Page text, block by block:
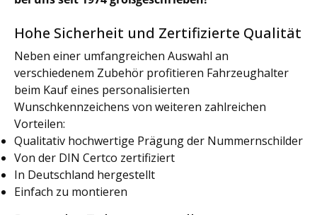
Hohe Sicherheit und Zertifizierte Qualität
Neben einer umfangreichen Auswahl an
verschiedenem Zubehör profitieren Fahrzeughalter
beim Kauf eines personalisierten
Wunschkennzeichens von weiteren zahlreichen
Vorteilen:
Qualitativ hochwertige Prägung der Nummernschilder
Von der DIN Certco zertifiziert
In Deutschland hergestellt
Einfach zu montieren